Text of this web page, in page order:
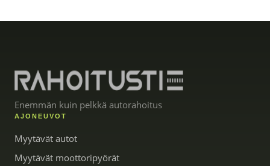
Enemmän kuin pelkkä autorahoitus
AJONEUVOT
Myytävät autot
Myytävät moottoripyörät